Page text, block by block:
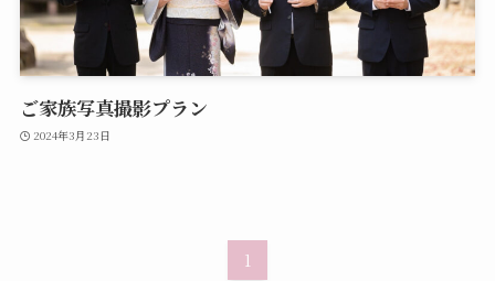
ご家族写真撮影プラン
2024年3月23日
1